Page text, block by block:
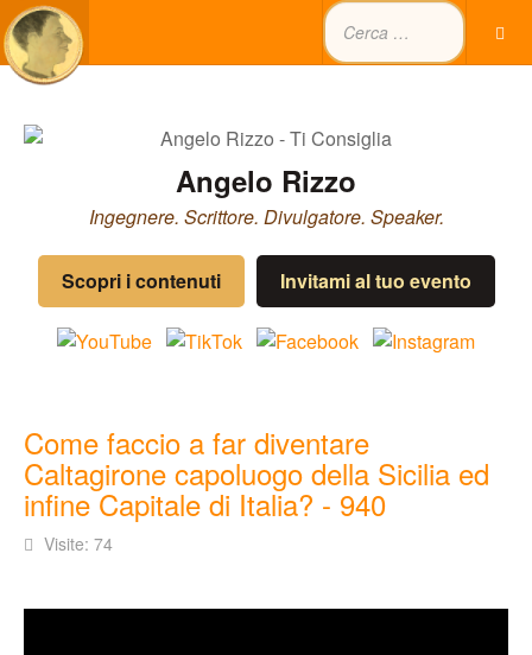
Angelo Rizzo
Ingegnere. Scrittore. Divulgatore. Speaker.
Scopri i contenuti Invitami al tuo evento
Come faccio a far diventare
Caltagirone capoluogo della Sicilia ed
infine Capitale di Italia? - 940
Visite: 74